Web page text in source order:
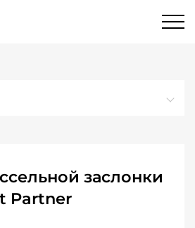
заслонки
Partner